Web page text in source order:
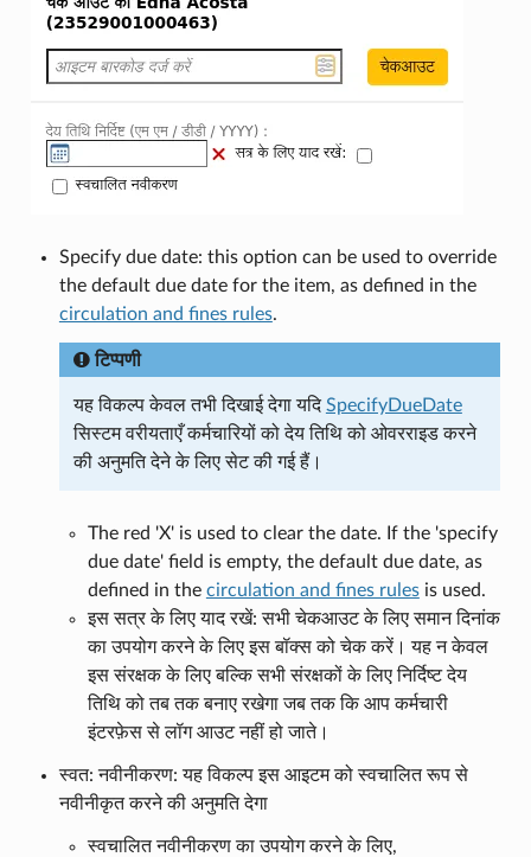
Specify due date: this option can be used to override
the default due date for the item, as defined in the
circulation and fines rules.
टिप्पणी
यह विकल्प केवल तभी दिखाई देगा यदिSpecifyDueDate
सिस्टम वरीयताएँ कर्मचारियों को देय तिथि को ओवरराइड करने
की अनुमति देने के लिए सेट की गई हैं।
The red 'X' is used to clear the date. If the 'specify
due date' field is empty, the default due date, as
defined in the circulation and fines rulesis used.
इस सत्र के लिए याद रखें: सभी चेकआउट के लिए समान दिनांक
का उपयोग करने के लिए इस बॉक्स को चेक करें। यह न केवल
इस संरक्षक के लिए बल्कि सभी संरक्षकों के लिए निर्दिष्ट देय
तिथि को तब तक बनाए रखेगा जब तक कि आप कर्मचारी
इंटरफ़ेस से लॉग आउट नहीं हो जाते।
स्वत: नवीनीकरण: यह विकल्प इस आइटम को स्वचालित रूप से
नवीनीकृत करने की अनुमति देगा
स्वचालित नवीनीकरण का उपयोग करने के लिए,